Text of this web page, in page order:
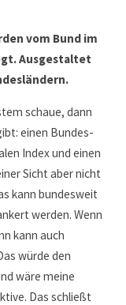
vom Bund im
Ausgestaltet
schaue, dann
einen Bundes-
Index und einen
Sicht aber nicht
kann bundesweit
werden. Wenn
kann auch
würde den
wäre meine
Das schließt